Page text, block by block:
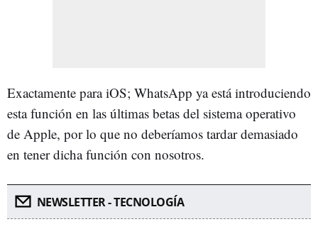
Exactamente para iOS; WhatsApp ya está introduciendo
esta función en las últimas betas del sistema operativo
de Apple, por lo que no deberíamos tardar demasiado
en tener dicha función con nosotros.
NEWSLETTER - TECNOLOGÍA